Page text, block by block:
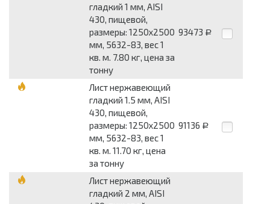
гладкий 1 мм, AISI
430, пищевой,
размеры: 1250x2500
мм, 5632-83, вес 1
кв. м. 7.80 кг, цена за
тонну
93473 Р
Лист нержавеющий
гладкий 1.5 мм, AISI
430, пищевой,
размеры: 1250x2500
мм, 5632-83, вес 1
кв. м. 11.70 кг, цена
за тонну
91136 Р
Лист нержавеющий
гладкий 2 мм, AISI